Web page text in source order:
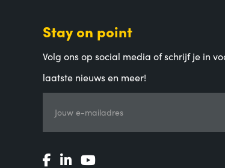
Stay on point
Volg ons op social media of schrijf je in
laatste nieuws en meer!
Jouw e-mailadres